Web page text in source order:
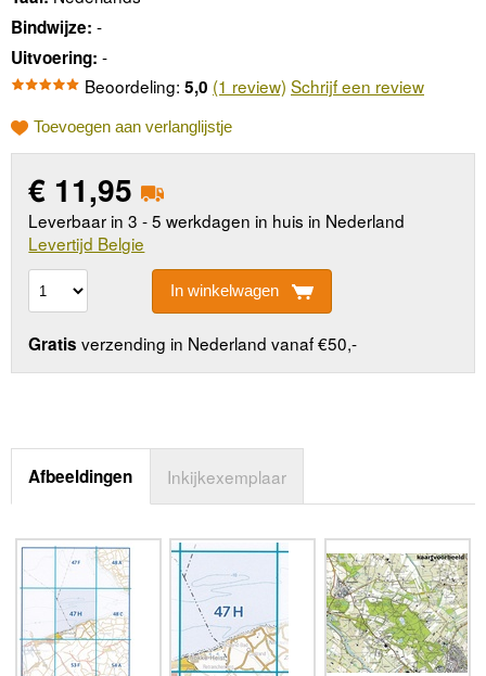
Bindwijze: -
Uitvoering: -
Beoordeling: 5,0 (1 review) Schrijf een review
Toevoegen aan verlanglijstje
€ 11,95
Leverbaar in 3 - 5 werkdagen in huis in Nederland
Levertijd Belgie
In winkelwagen
Gratis verzending in Nederland vanaf €50,-
Afbeeldingen Inkijkexemplaar